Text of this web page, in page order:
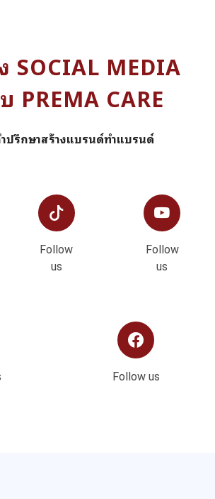
SOCIAL MEDIA
PREMA CARE
ปรึกษาสร้างแบรนด์ทำแบรนด์
Follow
us
Follow
us
Follow us